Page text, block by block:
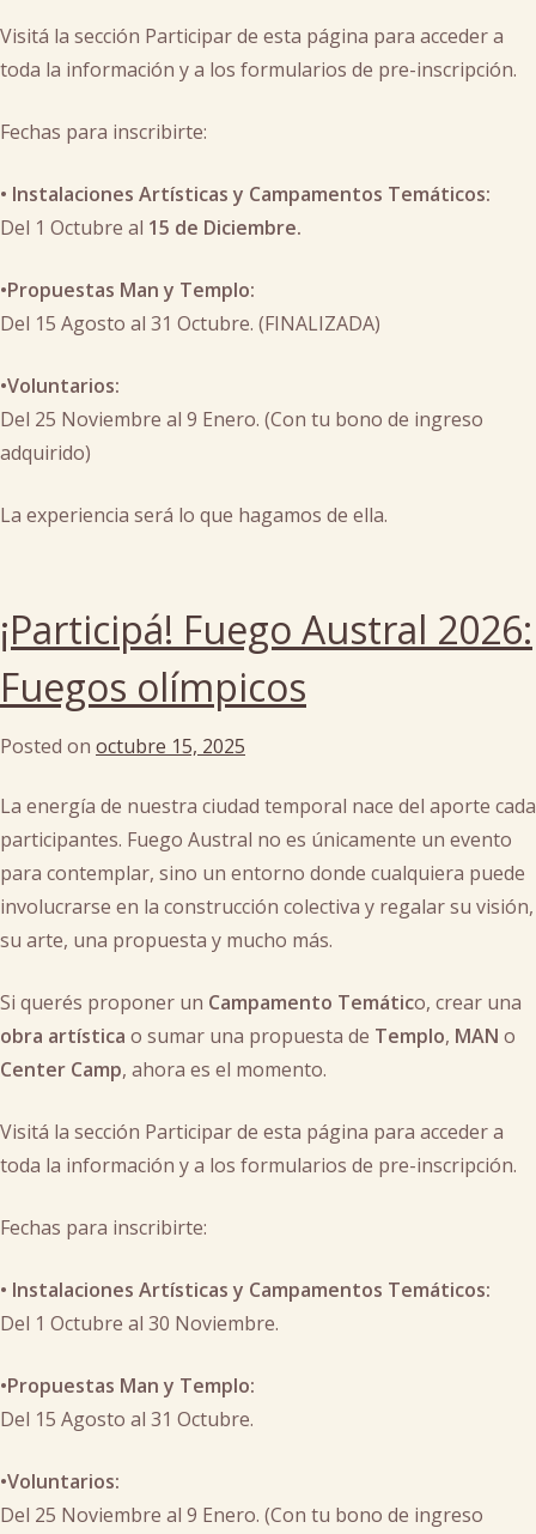
Visitá la sección Participar de esta página para acceder a
toda la información y a los formularios de pre-inscripción.
Fechas para inscribirte:
•⁠ ⁠Instalaciones Artísticas y Campamentos Temáticos:
Del 1 Octubre al 15 de Diciembre.
•Propuestas Man y Templo:
Del 15 Agosto al 31 Octubre. (FINALIZADA)
•Voluntarios:
Del 25 Noviembre al 9 Enero. (Con tu bono de ingreso
adquirido)
La experiencia será lo que hagamos de ella.
arte,
campamentos
tematicos,
Inscripciones
man,
¡Participá! Fuego Austral 2026:
Fuegos olímpicos
Posted on octubre 15, 2025
La energía de nuestra ciudad temporal nace del aporte cada
participantes. Fuego Austral no es únicamente un evento
para contemplar, sino un entorno donde cualquiera puede
involucrarse en la construcción colectiva y regalar su visión,
su arte, una propuesta y mucho más.
Si querés proponer un Campamento Temático, crear una
obra artística o sumar una propuesta de Templo, MAN o
Center Camp, ahora es el momento.
Visitá la sección Participar de esta página para acceder a
toda la información y a los formularios de pre-inscripción.
Fechas para inscribirte:
•⁠ ⁠Instalaciones Artísticas y Campamentos Temáticos:
Del 1 Octubre al 30 Noviembre.
•Propuestas Man y Templo:
Del 15 Agosto al 31 Octubre.
•Voluntarios:
Del 25 Noviembre al 9 Enero. (Con tu bono de ingreso